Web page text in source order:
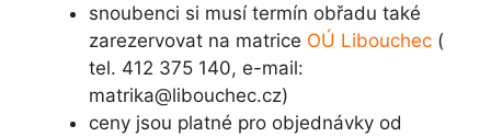
snoubenci si musí termín obřadu také
zarezervovat na matrice OÚ Libouchec (
tel. 412 375 140, e-mail:
matrika@libouchec.cz)
ceny jsou platné pro objednávky od